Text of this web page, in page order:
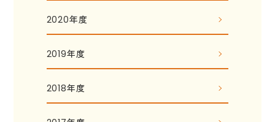
2020年度
2019年度
2018年度